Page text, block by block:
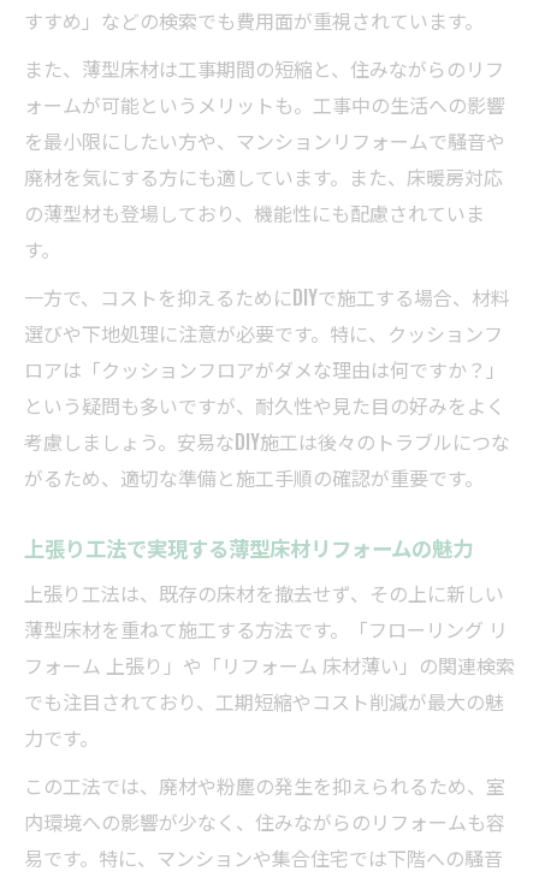
すすめ」などの検索でも費用面が重視されています。
また、薄型床材は工事期間の短縮と、住みながらのリフ
ォームが可能というメリットも。工事中の生活への影響
を最小限にしたい方や、マンションリフォームで騒音や
廃材を気にする方にも適しています。また、床暖房対応
の薄型材も登場しており、機能性にも配慮されていま
す。
一方で、コストを抑えるためにDIYで施工する場合、材料
選びや下地処理に注意が必要です。特に、クッションフ
ロアは「クッションフロアがダメな理由は何ですか？」
という疑問も多いですが、耐久性や見た目の好みをよく
考慮しましょう。安易なDIY施工は後々のトラブルにつな
がるため、適切な準備と施工手順の確認が重要です。
上張り工法で実現する薄型床材リフォームの魅力
上張り工法は、既存の床材を撤去せず、その上に新しい
薄型床材を重ねて施工する方法です。「フローリング リ
フォーム 上張り」や「リフォーム 床材薄い」の関連検索
でも注目されており、工期短縮やコスト削減が最大の魅
力です。
この工法では、廃材や粉塵の発生を抑えられるため、室
内環境への影響が少なく、住みながらのリフォームも容
易です。特に、マンションや集合住宅では下階への騒音